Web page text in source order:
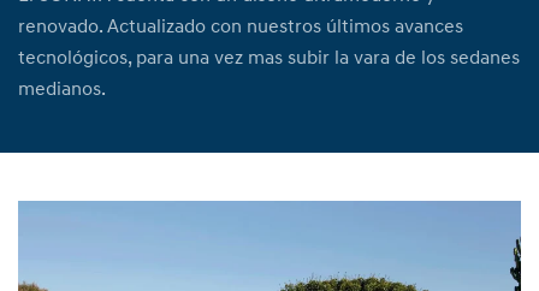
renovado. Actualizado con nuestros últimos avances
tecnológicos, para una vez mas subir la vara de los sedanes
medianos.